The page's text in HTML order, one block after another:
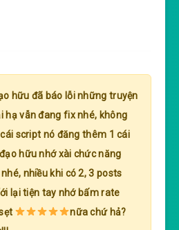
hữu đã báo lỗi những truyện
hạ vẫn đang fix nhé, không
script nó đăng thêm 1 cái
hữu nhớ xài chức năng
nhiều khi có 2, 3 posts
lại tiện tay nhớ bấm rate
nữa chứ hả?